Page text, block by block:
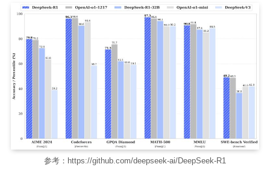
参考：https://github.com/deepseek-ai/DeepSeek-R1